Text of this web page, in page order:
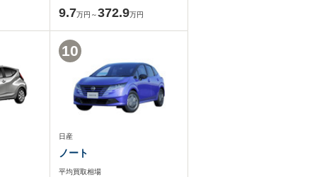
9.7万円～372.9万円
日産
ノート
平均買取相場
10